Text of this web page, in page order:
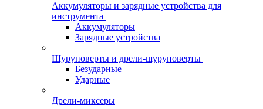
Аккумуляторы и зарядные устройства для
инструмента
Аккумуляторы
Зарядные устройства
Шуруповерты и дрели-шуруповерты
Безударные
Ударные
Дрели-миксеры